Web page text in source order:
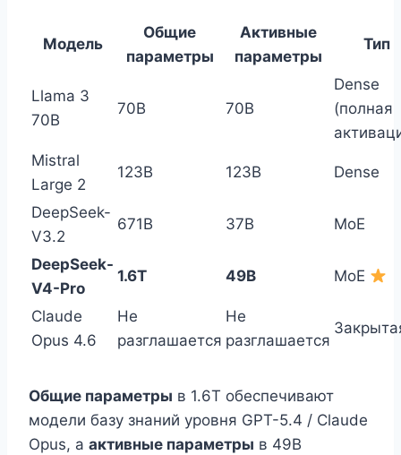
Модель
Общие
параметры
Активные
параметры
Тип
Llama 3
70B
70B 70B
Dense
(полная
Mistral
Large 2
123B 123B Dense
DeepSeek-
V3.2
671B 37B MoE
DeepSeek-
V4-Pro
1.6T 49B MoE
Claude
Opus 4.6
Не
разглашается
Не
разглашается
Общие параметры в 1.6T обеспечивают
модели базу знаний уровня GPT-5.4 / Claude
Opus, а активные параметры в 49B